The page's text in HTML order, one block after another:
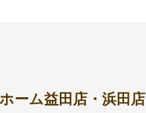
ーム益田店・浜田店